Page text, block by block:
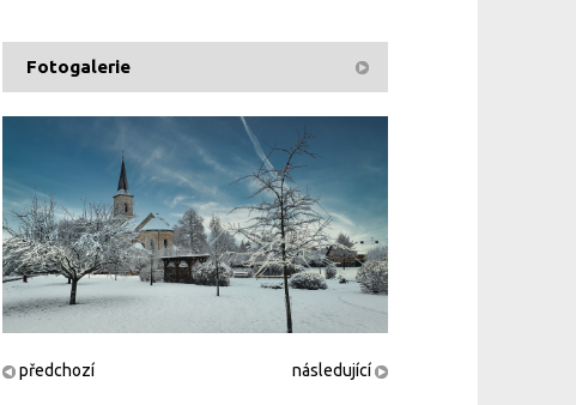
Fotogalerie
předchozí následující